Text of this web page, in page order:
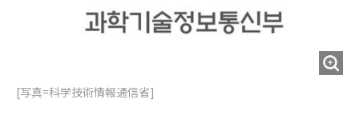
[写真=科学技術情報通信省]